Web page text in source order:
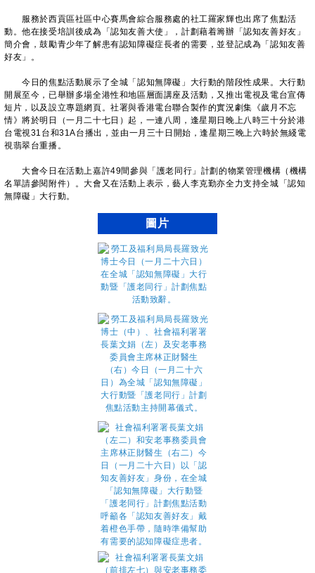
服務於西貢區社區中心賽馬會綜合服務處的社工羅家輝也出席了焦點活
動。他在接受培訓後成為「認知友善大使」，計劃藉着籌辦「認知友善好友」
簡介會，鼓勵青少年了解患有認知障礙症長者的需要，並登記成為「認知友善
好友」。
今日的焦點活動展示了全城「認知無障礙」大行動的階段性成果。大行動
開展至今，已舉辦多場全港性和地區層面講座及活動，又推出電視及電台宣傳
短片，以及設立專題網頁。社署與香港電台聯合製作的實況劇集《歲月不忘
情》將於明日（一月二十七日）起，一連八周，逢星期日晚上八時三十分於港
台電視31台和31A台播出，並由一月三十日開始，逢星期三晚上六時於無綫電
視翡翠台重播。
大會今日在活動上嘉許49間參與「護老同行」計劃的物業管理機構（機構
名單請參閱附件）。大會又在活動上表示，藝人李克勤亦全力支持全城「認知
無障礙」大行動。
圖片